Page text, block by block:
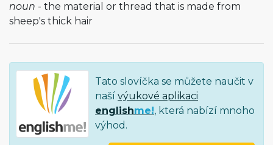
noun - the material or thread that is made from
sheep's thick hair
Tato slovíčka se můžete naučit v
naší výukové aplikaci
englishme!, která nabízí mnoho
výhod.